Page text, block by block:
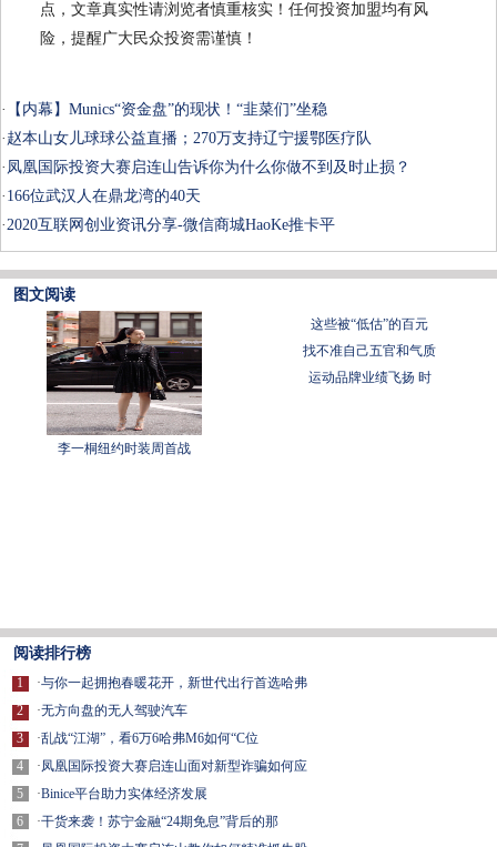
点，文章真实性请浏览者慎重核实！任何投资加盟均有风
险，提醒广大民众投资需谨慎！
·
【内幕】Munics“资金盘”的现状！“韭菜们”坐稳
· 赵本山女儿球球公益直播；270万支持辽宁援鄂医疗队
· 凤凰国际投资大赛启连山告诉你为什么你做不到及时止损？
· 166位武汉人在鼎龙湾的40天
·2020互联网创业资讯分享-微信商城HaoKe推卡平
图文阅读
李一桐纽约时装周首战
这些被“低估”的百元
找不准自己五官和气质
运动品牌业绩飞扬 时
阅读排行榜
1
2
3
4
5
6
·与你一起拥抱春暖花开，新世代出行首选哈弗
·无方向盘的无人驾驶汽车
·乱战“江湖”，看6万6哈弗M6如何“C位
·凤凰国际投资大赛启连山面对新型诈骗如何应
·Binice平台助力实体经济发展
·干货来袭！苏宁金融“24期免息”背后的那